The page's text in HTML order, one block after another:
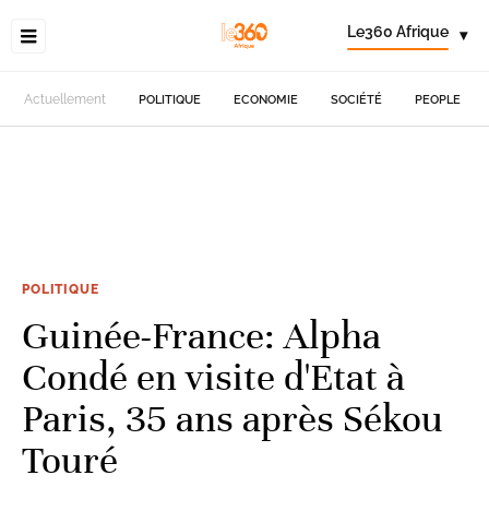
Le360 Afrique ▾
Actuellement POLITIQUE ECONOMIE SOCIÉTÉ PEOPLE
POLITIQUE
Guinée-France: Alpha
Condé en visite d'Etat à
Paris, 35 ans après Sékou
Touré